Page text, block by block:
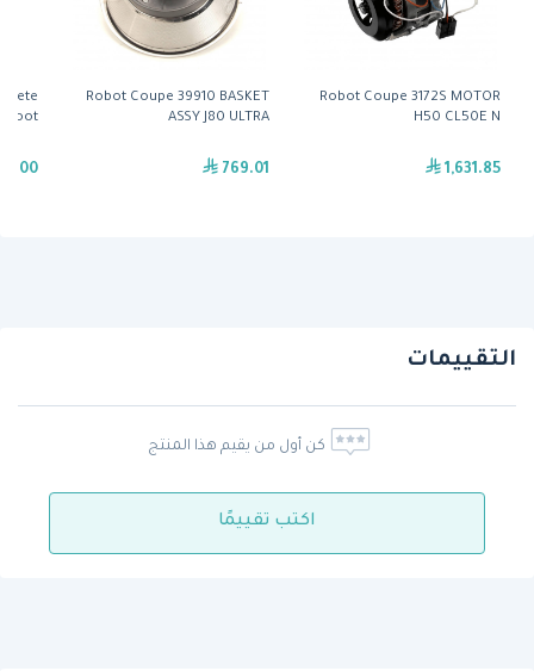
Robot Coupe 3172S MOTOR
H50 CL50E N
1,631.85
Robot Coupe 39910 BASKET
ASSY J80 ULTRA
769.01
Foot
التقييمات
كن أول من يقيم هذا المنتج
اكتب تقييمًا